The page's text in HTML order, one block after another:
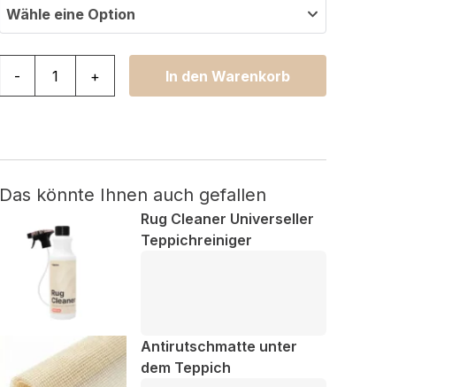
Wähle eine Option
- + In den Warenkorb
Das könnte Ihnen auch gefallen
Rug Cleaner Universeller
Teppichreiniger
Antirutschmatte unter
dem Teppich